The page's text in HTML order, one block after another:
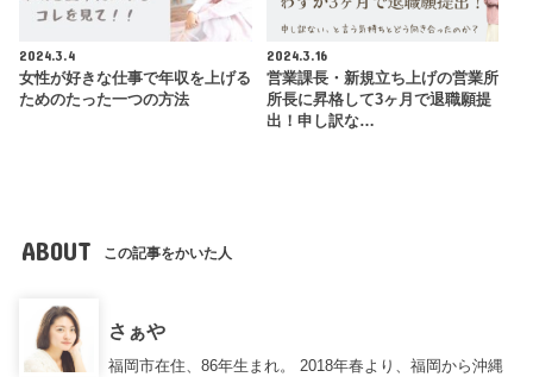
2024.3.4
女性が好きな仕事で年収を上げる
ためのたった一つの方法
2024.3.16
営業課長・新規立ち上げの営業所
所長に昇格して3ヶ月で退職願提
出！申し訳な…
ABOUT この記事をかいた人
さぁや
福岡市在住、86年生まれ。 2018年春より、福岡から沖縄